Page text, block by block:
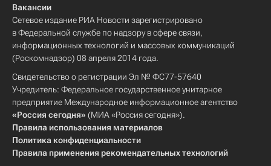
Вакансии
Сетевое издание РИА Новости зарегистрировано
в Федеральной службе по надзору в сфере связи,
информационных технологий и массовых коммуникаций
(Роскомнадзор) 08 апреля 2014 года.
Свидетельство о регистрации Эл № ФС77-57640
Учредитель: Федеральное государственное унитарное
предприятие Международное информационное агентство
«Россия сегодня» (МИА «Россия сегодня»).
Правила использования материалов
Политика конфиденциальности
Правила применения рекомендательных технологий